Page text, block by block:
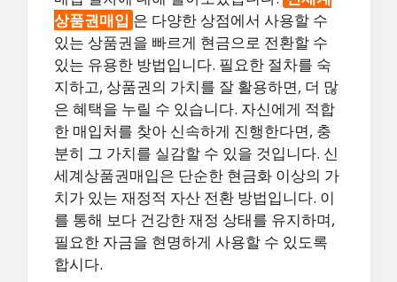
상품권매입 은 다양한 상점에서 사용할 수
있는 상품권을 빠르게 현금으로 전환할 수
있는 유용한 방법입니다. 필요한 절차를 숙
지하고, 상품권의 가치를 잘 활용하면, 더 많
은 혜택을 누릴 수 있습니다. 자신에게 적합
한 매입처를 찾아 신속하게 진행한다면, 충
분히 그 가치를 실감할 수 있을 것입니다. 신
세계상품권매입은 단순한 현금화 이상의 가
치가 있는 재정적 자산 전환 방법입니다. 이
를 통해 보다 건강한 재정 상태를 유지하며,
필요한 자금을 현명하게 사용할 수 있도록
합시다.